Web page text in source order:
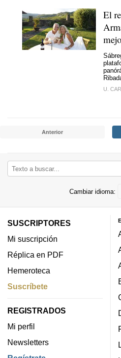
El
U.
Anterior
Cambiar idioma:
SUSCRIPTORES
Mi suscripción
Réplica en PDF
Hemeroteca
Suscríbete
REGISTRADOS
Mi perfil
Newsletters